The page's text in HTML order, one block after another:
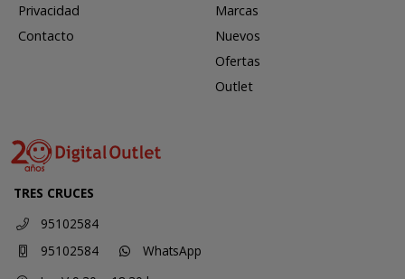
Privacidad
Contacto
Marcas
Nuevos
Ofertas
Outlet
TRES CRUCES
95102584
95102584
WhatsApp